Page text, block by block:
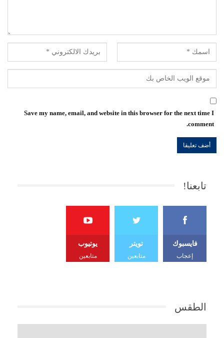
Save my name, email, and website in this browser for the next time I
comment.
تابعنا!
فايسبوك
إعجاب
تويتر
متابعين
يوتيوب
متابعين
الطقس